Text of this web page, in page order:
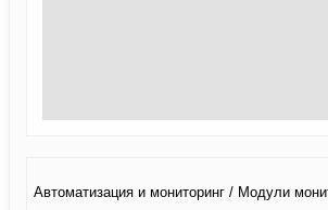
Автоматизация и мониторинг / Модули